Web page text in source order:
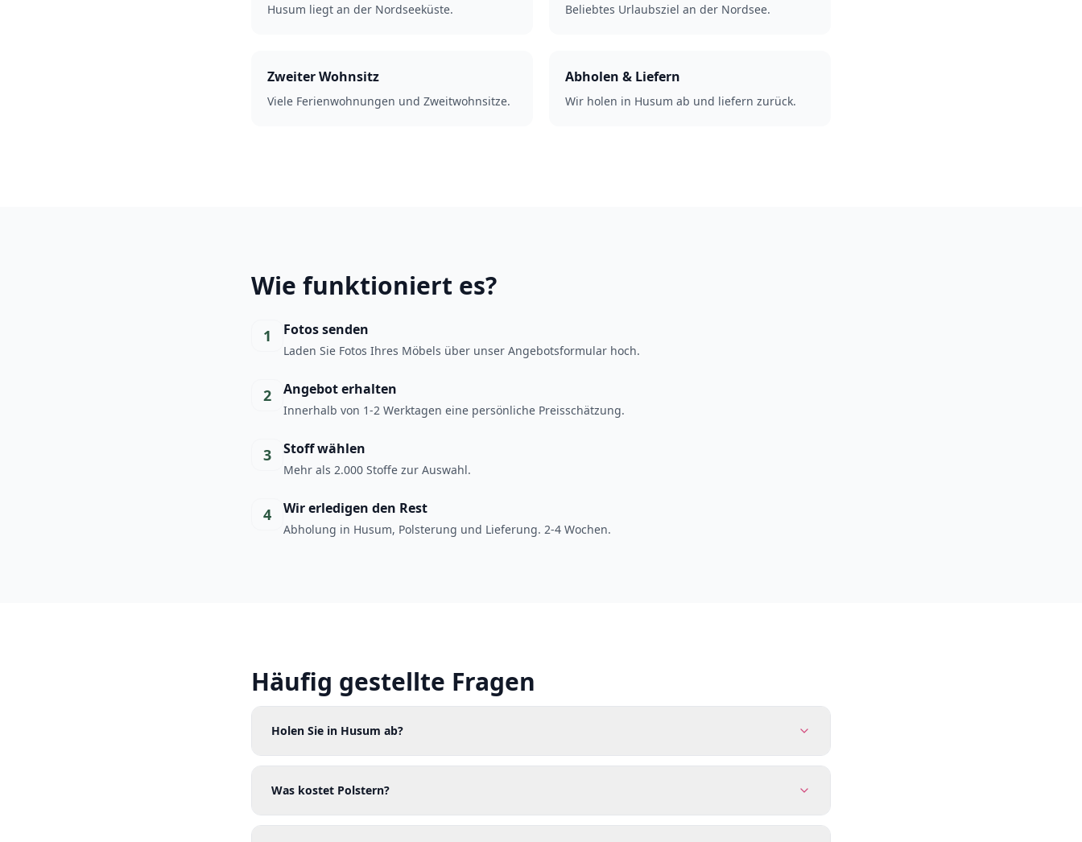
Husum liegt an der Nordseeküste. Beliebtes Urlaubsziel an der Nordsee.
Zweiter Wohnsitz
Viele Ferienwohnungen und Zweitwohnsitze.
Abholen & Liefern
Wir holen in Husum ab und liefern zurück.
Wie funktioniert es?
1 Fotos senden
Laden Sie Fotos Ihres Möbels über unser Angebotsformular hoch.
2 Angebot erhalten
Innerhalb von 1-2 Werktagen eine persönliche Preisschätzung.
3 Stoff wählen
Mehr als 2.000 Stoffe zur Auswahl.
4 Wir erledigen den Rest
Abholung in Husum, Polsterung und Lieferung. 2-4 Wochen.
Häufig gestellte Fragen
Holen Sie in Husum ab?
Was kostet Polstern?